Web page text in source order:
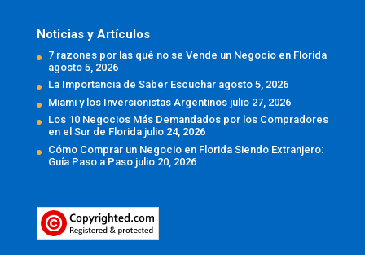
Noticias y Artículos
7 razones por las qué no se Vende un Negocio en Florida
agosto 5, 2026
La Importancia de Saber Escuchar agosto 5, 2026
Miami y los Inversionistas Argentinos julio 27, 2026
Los 10 Negocios Más Demandados por los Compradores
en el Sur de Florida julio 24, 2026
Cómo Comprar un Negocio en Florida Siendo Extranjero:
Guía Paso a Paso julio 20, 2026